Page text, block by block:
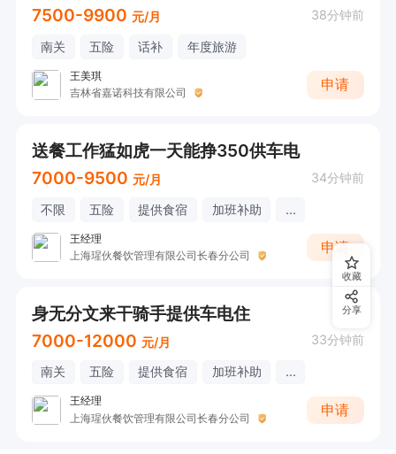
7500-9900 元/月 38分钟前
南关 五险 话补 年度旅游
王美琪
吉林省嘉诺科技有限公司
申请
送餐工作猛如虎一天能挣350供车电
7000-9500 元/月 34分钟前
不限 五险 提供食宿 加班补助 ...
王经理
上海瑆伙餐饮管理有限公司长春分公司
申请
身无分文来干骑手提供车电住
7000-12000 元/月 33分钟前
南关 五险 提供食宿 加班补助 ...
王经理
上海瑆伙餐饮管理有限公司长春分公司
申请
收藏
分享